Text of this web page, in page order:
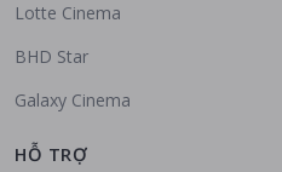
Lotte Cinema
BHD Star
Galaxy Cinema
HỖ TRỢ